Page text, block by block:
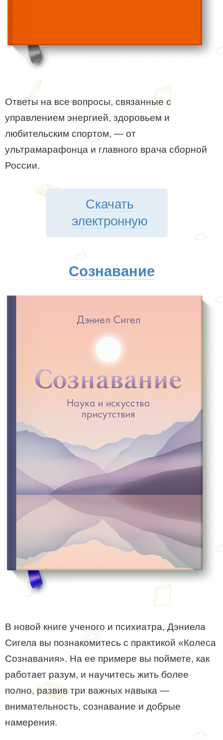
Ответы на все вопросы, связанные с
управлением энергией, здоровьем и
любительским спортом, — от
ультрамарафонца и главного врача сборной
России.
Скачать
электронную
Сознавание
В новой книге ученого и психиатра, Дэниела
Сигела вы познакомитесь с практикой «Колеса
Сознавания». На ее примере вы поймете, как
работает разум, и научитесь жить более
полно, развив три важных навыка —
внимательность, сознавание и добрые
намерения.